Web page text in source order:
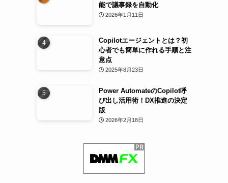
能で議事録を自動化
2026年1月11日
Copilotエージェントとは？初
心者でも簡単に作れる手順と注
意点
2025年8月23日
Power AutomateのCopilot呼
び出し活用術！DX推進の決定
版
2026年2月18日